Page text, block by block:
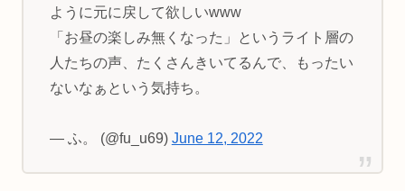
ように元に戻して欲しいwww
「お昼の楽しみ無くなった」というライト層の
人たちの声、たくさんきいてるんで、もったい
ないなぁという気持ち。
— ふ。 (@fu_u69) June 12, 2022